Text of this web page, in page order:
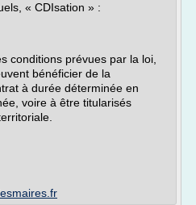
« CDIsation » :
conditions prévues par la loi,
bénéficier de la
à durée déterminée en
voire à être titularisés